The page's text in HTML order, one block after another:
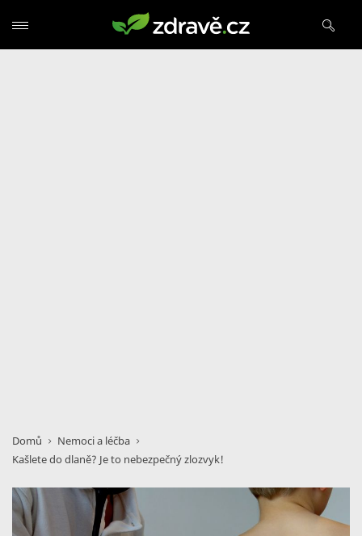
Domů
Nemoci a léčba
Kašlete do dlaně? Je to nebezpečný zlozvyk!